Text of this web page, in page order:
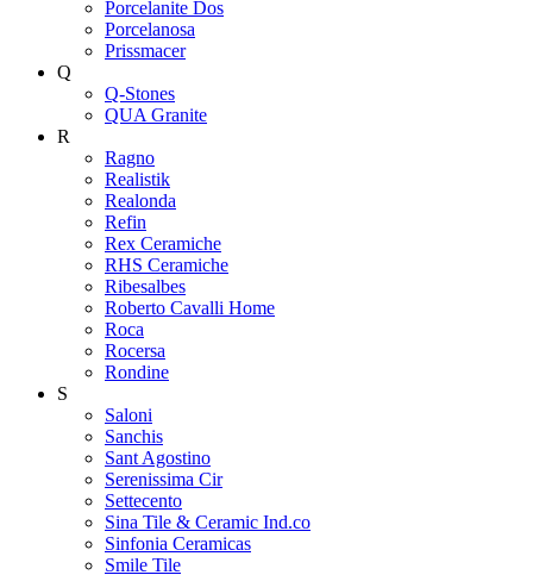
Porcelanite Dos
Porcelanosa
Prissmacer
Q
Q-Stones
QUA Granite
R
Ragno
Realistik
Realonda
Refin
Rex Ceramiche
RHS Ceramiche
Ribesalbes
Roberto Cavalli Home
Roca
Rocersa
Rondine
S
Saloni
Sanchis
Sant Agostino
Serenissima Cir
Settecento
Sina Tile & Ceramic Ind.co
Sinfonia Ceramicas
Smile Tile